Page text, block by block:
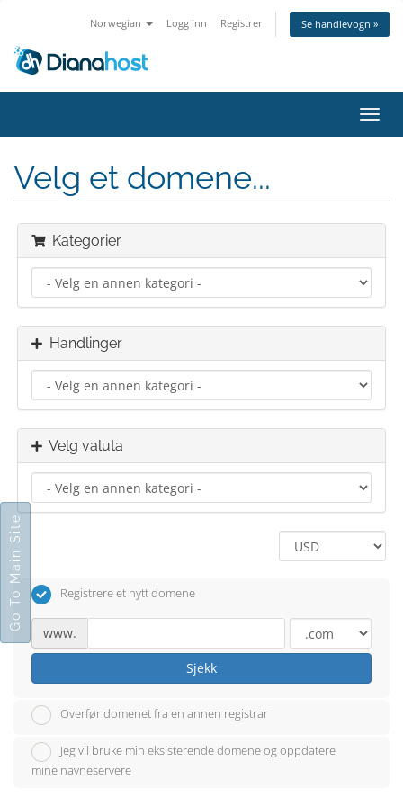
Norwegian Logg inn Registrer Se handlevogn »
Bytt
Velg et domene...
Kategorier
Handlinger
Velg valuta
Registrere et nytt domene
www.
Sjekk
Overfør domenet fra en annen registrar
Jeg vil bruke min eksisterende domene og oppdatere
mine navneservere
Go To Main Site